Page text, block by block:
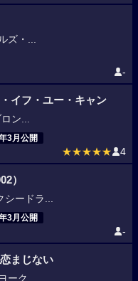
ズ・...
-
イフ・ユー・キャン
ン...
3月公開
★★★★★ 4
）
シードラ...
3月公開
-
まじない
ーク...